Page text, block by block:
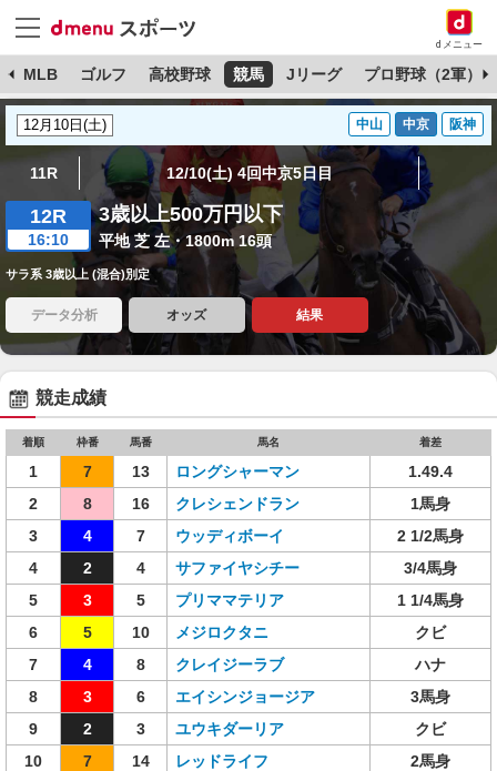
dメニュー
MLB ゴルフ 高校野球 競馬 Jリーグ プロ野球（2軍）
中山 中京 阪神
11R 12/10(土) 4回中京5日目
12R
16:10
3歳以上500万円以下
平地 芝 左・1800m 16頭
サラ系 3歳以上 (混合)別定
データ分析 オッズ 結果
競走成績
着順 枠番 馬番 馬名 着差
1 7 13 ロングシャーマン
1.49.4
2
8 16 クレシェンドラン
1馬身
3
4 7 ウッディボーイ
2 1/2馬身
4
2 4 サファイヤシチー
3/4馬身
5
3 5 プリママテリア
1 1/4馬身
6
5 10 メジロクタニ
クビ
7
4 8 クレイジーラブ
ハナ
8
3 6 エイシンジョージア
3馬身
9
2 3 ユウキダーリア
クビ
10
7 14 レッドライフ
2馬身